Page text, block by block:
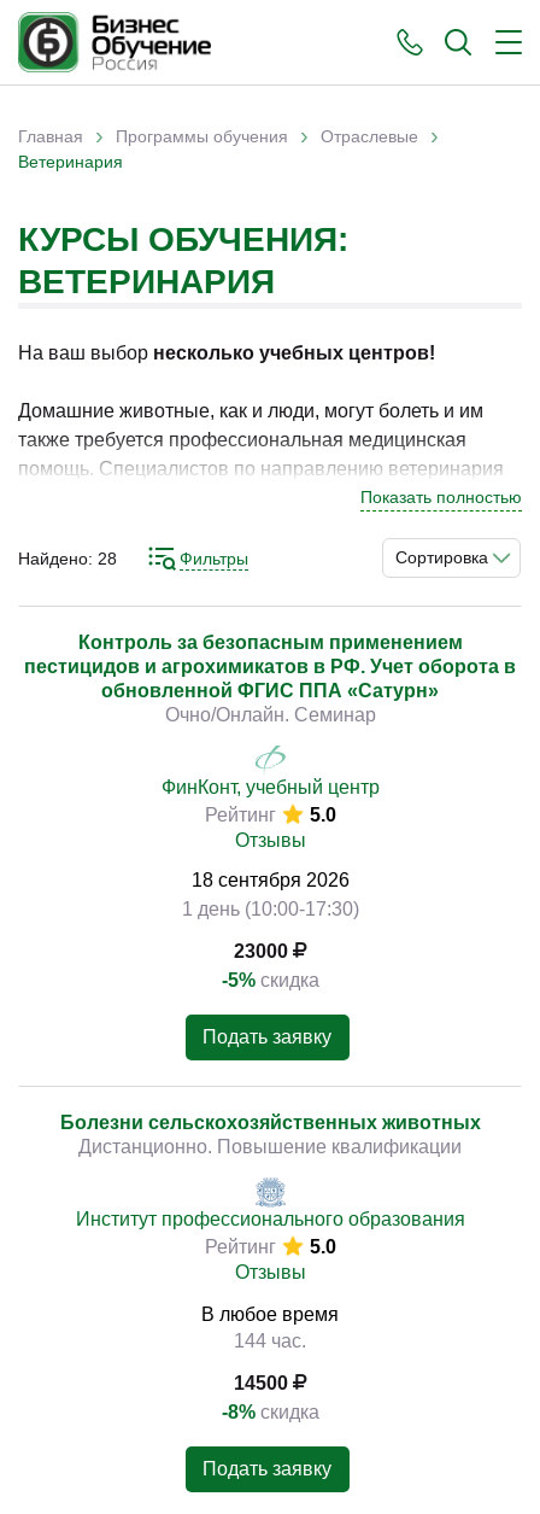
Вы здесь
Главная › Программы обучения › Отраслевые ›
Ветеринария
КУРСЫ ОБУЧЕНИЯ:
ВЕТЕРИНАРИЯ
На ваш выбор несколько учебных центров!
Домашние животные, как и люди, могут болеть и им
также требуется профессиональная медицинская
помощь. Специалистов по направлению ветеринария
готовят в профильных или аграрных университетах,
достаточно и среднего специального образования. В
любом случае о такой работе не может быть и речи без
наличия соответствующих знаний и подготовки.
Дополнить её или послужить отличной базой для
дальнейшего обучения могут курсы. На них вам дадут
многие профессиональные знания и понимание
Показать полностью
Сортировка
Найдено: 28 Фильтры
Контроль за безопасным применением
пестицидов и агрохимикатов в РФ. Учет оборота в
обновленной ФГИС ППА «Сатурн»
Очно/Онлайн. Семинар
ФинКонт, учебный центр
Рейтинг
5.0
Отзывы
18 сентября 2026
1 день (10:00-17:30)
23000
-5% скидка
Подать заявку
Болезни сельскохозяйственных животных
Дистанционно. Повышение квалификации
Институт профессионального образования
Рейтинг
5.0
Отзывы
В любое время
144 час.
14500
-8% скидка
Подать заявку